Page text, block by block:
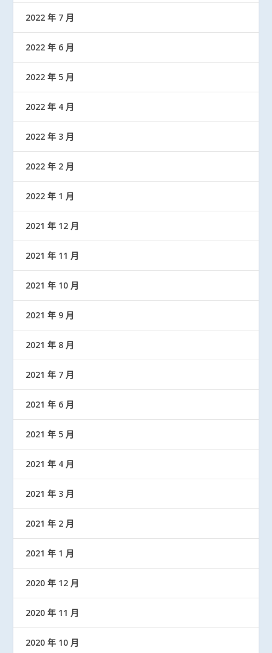
2022 年 7 月
2022 年 6 月
2022 年 5 月
2022 年 4 月
2022 年 3 月
2022 年 2 月
2022 年 1 月
2021 年 12 月
2021 年 11 月
2021 年 10 月
2021 年 9 月
2021 年 8 月
2021 年 7 月
2021 年 6 月
2021 年 5 月
2021 年 4 月
2021 年 3 月
2021 年 2 月
2021 年 1 月
2020 年 12 月
2020 年 11 月
2020 年 10 月